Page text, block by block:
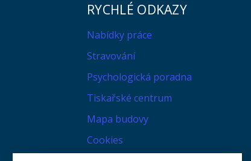
RYCHLÉ ODKAZY
Nabídky práce
Stravování
Psychologická poradna
Tiskařské centrum
Mapa budovy
Cookies